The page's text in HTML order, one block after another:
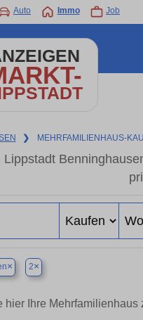
Auto Immo Job
❯ MEHRFAMILIENHAUS-
× 2×
hier Ihre